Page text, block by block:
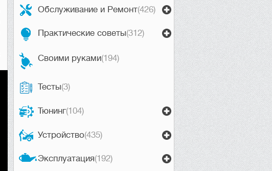
Обслуживание и Ремонт(426)
Практические советы(312)
Своими руками(194)
Тесты(3)
Тюнинг(104)
Устройство(435)
Эксплуатация(192)